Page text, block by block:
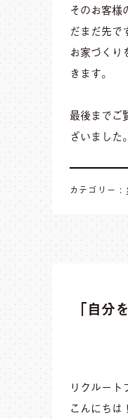
そのお客様
だまだ先で
お家づくり
きます。
最後までご
ざいました。
カテゴリー :
「自分
リクルート
こんにちは！